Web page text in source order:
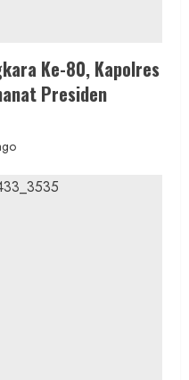
Ke-80, Kapolres
Presiden